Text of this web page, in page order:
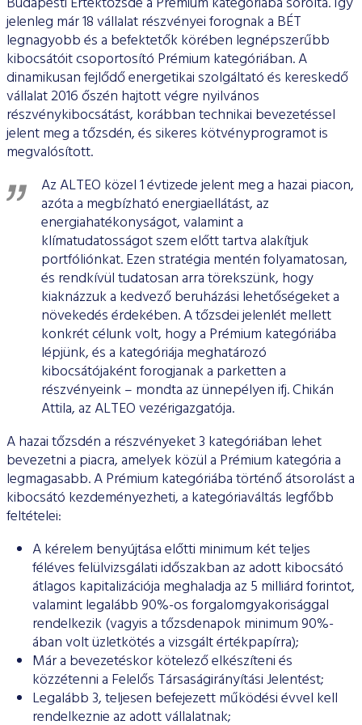
ESG Útmutató
jelenleg már 18 vállalat részvényei forognak a BÉT
legnagyobb és a befektetők körében legnépszerűbb
kibocsátóit csoportosító Prémium kategóriában. A
dinamikusan fejlődő energetikai szolgáltató és kereskedő
vállalat 2016 őszén hajtott végre nyilvános
részvénykibocsátást, korábban technikai bevezetéssel
jelent meg a tőzsdén, és sikeres kötvényprogramot is
megvalósított.
Az ALTEO közel 1 évtizede jelent meg a hazai piacon,
azóta a megbízható energiaellátást, az
energiahatékonyságot, valamint a
klímatudatosságot szem előtt tartva alakítjuk
portfóliónkat. Ezen stratégia mentén folyamatosan,
és rendkívül tudatosan arra törekszünk, hogy
kiaknázzuk a kedvező beruházási lehetőségeket a
növekedés érdekében. A tőzsdei jelenlét mellett
konkrét célunk volt, hogy a Prémium kategóriába
lépjünk, és a kategóriája meghatározó
kibocsátójaként forogjanak a parketten a
részvényeink – mondta az ünnepélyen ifj. Chikán
Attila, az ALTEO vezérigazgatója.
A hazai tőzsdén a részvényeket 3 kategóriában lehet
bevezetni a piacra, amelyek közül a Prémium kategória a
legmagasabb. A Prémium kategóriába történő átsorolást a
kibocsátó kezdeményezheti, a kategóriaváltás legfőbb
feltételei:
A kérelem benyújtása előtti minimum két teljes
féléves felülvizsgálati időszakban az adott kibocsátó
átlagos kapitalizációja meghaladja az 5 milliárd forintot,
valamint legalább 90%-os forgalomgyakorisággal
rendelkezik (vagyis a tőzsdenapok minimum 90%-
ában volt üzletkötés a vizsgált értékpapírra);
Már a bevezetéskor kötelező elkészíteni és
közzétenni a Felelős Társaságirányítási Jelentést;
Legalább 3, teljesen befejezett működési évvel kell
rendelkeznie az adott vállalatnak;